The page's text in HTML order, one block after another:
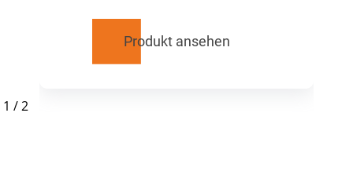
Produkt ansehen
1 /2